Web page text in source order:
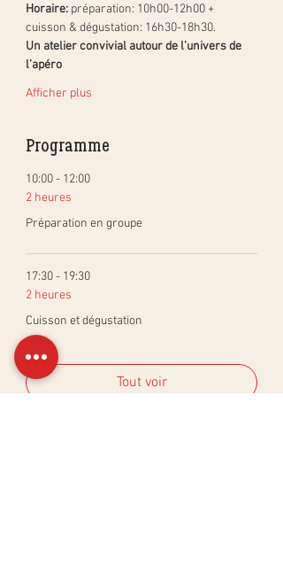
Horaire: préparation: 10h00-12h00 +
cuisson & dégustation: 16h30-18h30.
Un atelier convivial autour de l’univers de
l’apéro
Afficher plus
Programme
10:00 - 12:00
2 heures
Préparation en groupe
17:30 - 19:30
2 heures
Cuisson et dégustation
Tout voir